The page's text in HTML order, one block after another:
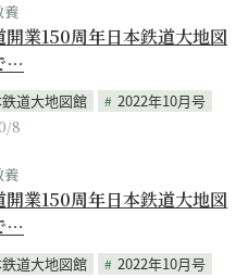
養
開業150周年日本鉄道大地図
…
鉄道大地図館
2022年10月号
8
養
開業150周年日本鉄道大地図
…
鉄道大地図館
2022年10月号